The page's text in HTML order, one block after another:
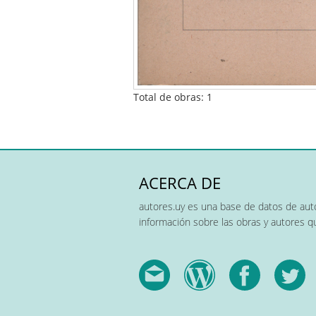
Total de obras: 1
ACERCA DE
autores.uy es una base de datos de
información sobre las obras y autores